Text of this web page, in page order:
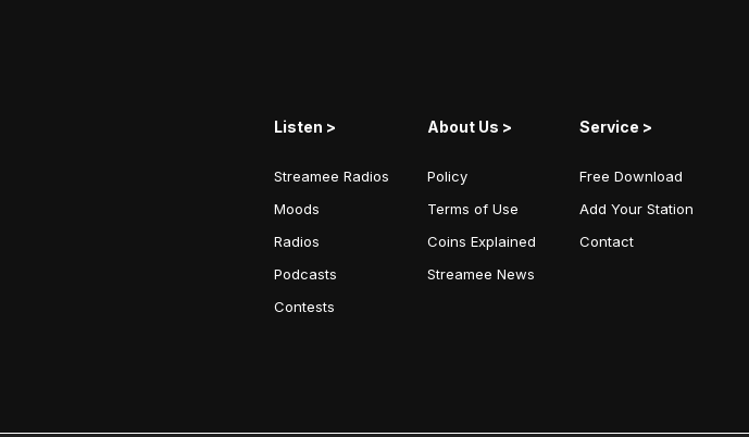
Listen >
Streamee Radios
Moods
Radios
Podcasts
Contests
About Us >
Policy
Terms of Use
Coins Explained
Streamee News
Service >
Free Download
Add Your Station
Contact